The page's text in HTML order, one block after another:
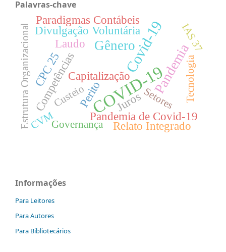
Palavras-chave
COVID-19
Covid-19
Gênero Pandemia
Pandemia de Covid-19
Capitalização
Divulgação Voluntária
Juros
Laudo
Perito
Competências
Relato Integrado
CPC 25
Paradigmas Contábeis
Governança
Estrutura Organizacional Custeio Tecnologia
Setores
IAS 37
CVM
Informações
Para Leitores
Para Autores
Para Bibliotecários